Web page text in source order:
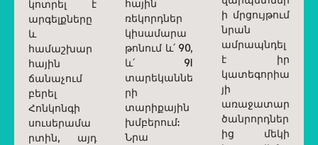
կոտրել է
արգելքները
և
համաշխար
հային
ճանաչում
բերել
Հոնկոնգի
սուսերամա
րտին, այդ
հային
ռեկորդներ
կիսամարա
թոնում և՛ 90,
և՛ 91
տարեկաննե
րի
տարիքային
խմբերում:
Նրա
ի մրցույթում
նրան
ամրապնդել
է իր
կատեգորիա
յի
առաջատար
ծանրորդներ
ից մեկի